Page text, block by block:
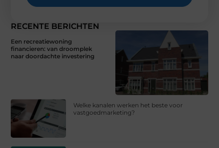
RECENTE BERICHTEN
Een recreatiewoning
financieren: van droomplek
naar doordachte investering
Welke kanalen werken het beste voor
vastgoedmarketing?